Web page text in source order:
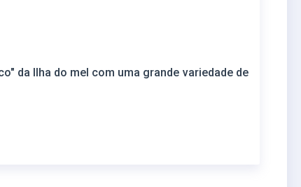
da Ilha do mel com uma grande variedade de